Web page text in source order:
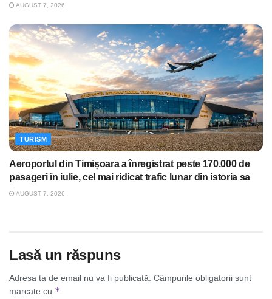
AUGUST 7, 2026
TURISM
Aeroportul din Timișoara a înregistrat peste 170.000 de
pasageri în iulie, cel mai ridicat trafic lunar din istoria sa
AUGUST 7, 2026
Lasă un răspuns
Adresa ta de email nu va fi publicată. Câmpurile obligatorii sunt
marcate cu *